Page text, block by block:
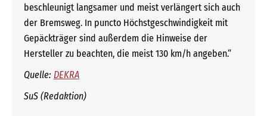
beschleunigt langsamer und meist verlängert sich auch
der Bremsweg. In puncto Höchstgeschwindigkeit mit
Gepäckträger sind außerdem die Hinweise der
Hersteller zu beachten, die meist 130 km/h angeben.“
Quelle: DEKRA
SuS (Redaktion)